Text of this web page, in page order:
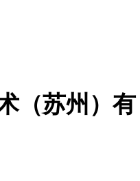
（苏州）有